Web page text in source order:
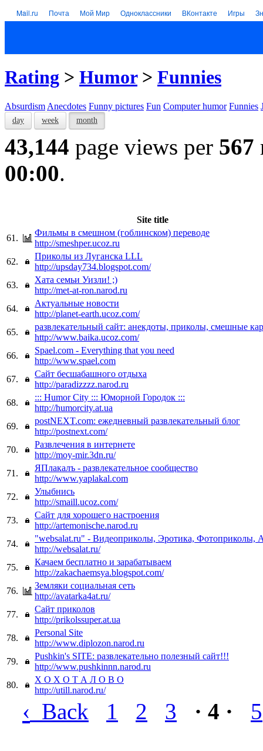
Mail.ru Почта Мой Мир Одноклассники ВКонтакте Игры
Rating > Humor> Funnies
Absurdism Anecdotes Funny pictures Fun Computer humor Funnies
day week month
43,144 page views per 567
00:00.
Site title
61.
Фильмы в смешном (гоблинском) переводе
http://smeshper.ucoz.ru
62.
Приколы из Луганска LLL
http://upsday734.blogspot.com/
63.
Хата семьи Уизли! ;)
http://met-at-ron.narod.ru
64.
Актуальные новости
http://planet-earth.ucoz.com/
65.
развлекательный сайт: анекдоты, приколы, смешные
http://www.baika.ucoz.com/
66.
Spael.com - Everything that you need
http://www.spael.com
67.
Сайт бесшабашного отдыха
http://paradizzzz.narod.ru
68.
::: Humor City ::: Юморной Городок :::
http://humorcity.at.ua
69.
postNEXT.com: ежедневный развлекательный блог
http://postnext.com/
70.
Развлечения в интернете
http://moy-mir.3dn.ru/
71.
ЯПлакалъ - развлекательное сообщество
http://www.yaplakal.com
72.
Улыбнись
http://smaill.ucoz.com/
73.
Сайт для хорошего настроения
http://artemonische.narod.ru
74.
"websalat.ru" - Видеоприколы, Эротика, Фотоприколы,
http://websalat.ru/
75.
Качаем бесплатно и зарабатываем
http://zakachaemsya.blogspot.com/
76.
Земляки социальная сеть
http://avatarka4at.ru/
77.
Сайт приколов
http://prikolssuper.at.ua
78.
Personal Site
http://www.diplozon.narod.ru
79.
Pushkin's SITE: развлекательно полезный сайт!!!
http://www.pushkinnn.narod.ru
80.
Х О Х О Т А Л О В О
http://utill.narod.ru/
‹ Back 1 2 3 · 4 · 5